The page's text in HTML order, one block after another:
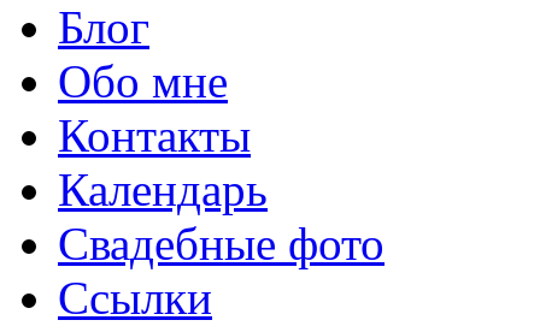
Блог
Обо мне
Контакты
Календарь
Свадебные фото
Ссылки